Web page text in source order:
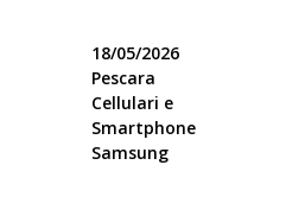
18/05/2026
Pescara
Cellulari e
Smartphone
Samsung